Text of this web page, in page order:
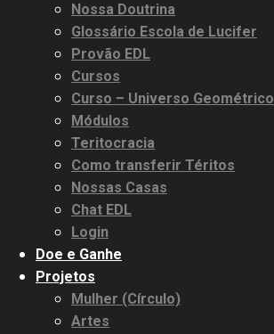
Nossa Doutrina
Glossário Escola de Lucifer
Provão EDL
Cursos
Curso – Universo Geométrico
Módulos
Teritocracia
Como transferir Téritos
Nossas Casas
Chat EDL
Login
Doe e Ganhe
Projetos
Mulher (Círculo)
Artes